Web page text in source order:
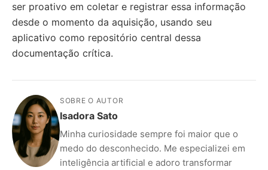
ser proativo em coletar e registrar essa informação
desde o momento da aquisição, usando seu
aplicativo como repositório central dessa
documentação crítica.
SOBRE O AUTOR
Isadora Sato
Minha curiosidade sempre foi maior que o
medo do desconhecido. Me especializei em
inteligência artificial e adoro transformar